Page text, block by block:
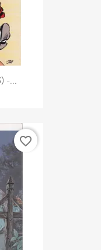
-...
favorite_border